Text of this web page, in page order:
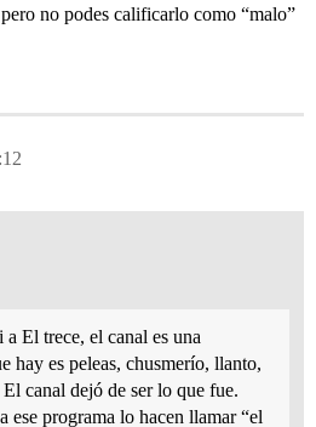
no podes calificarlo como “malo”
El trece, el canal es una
hay es peleas, chusmerío, llanto,
canal dejó de ser lo que fue.
ese programa lo hacen llamar “el